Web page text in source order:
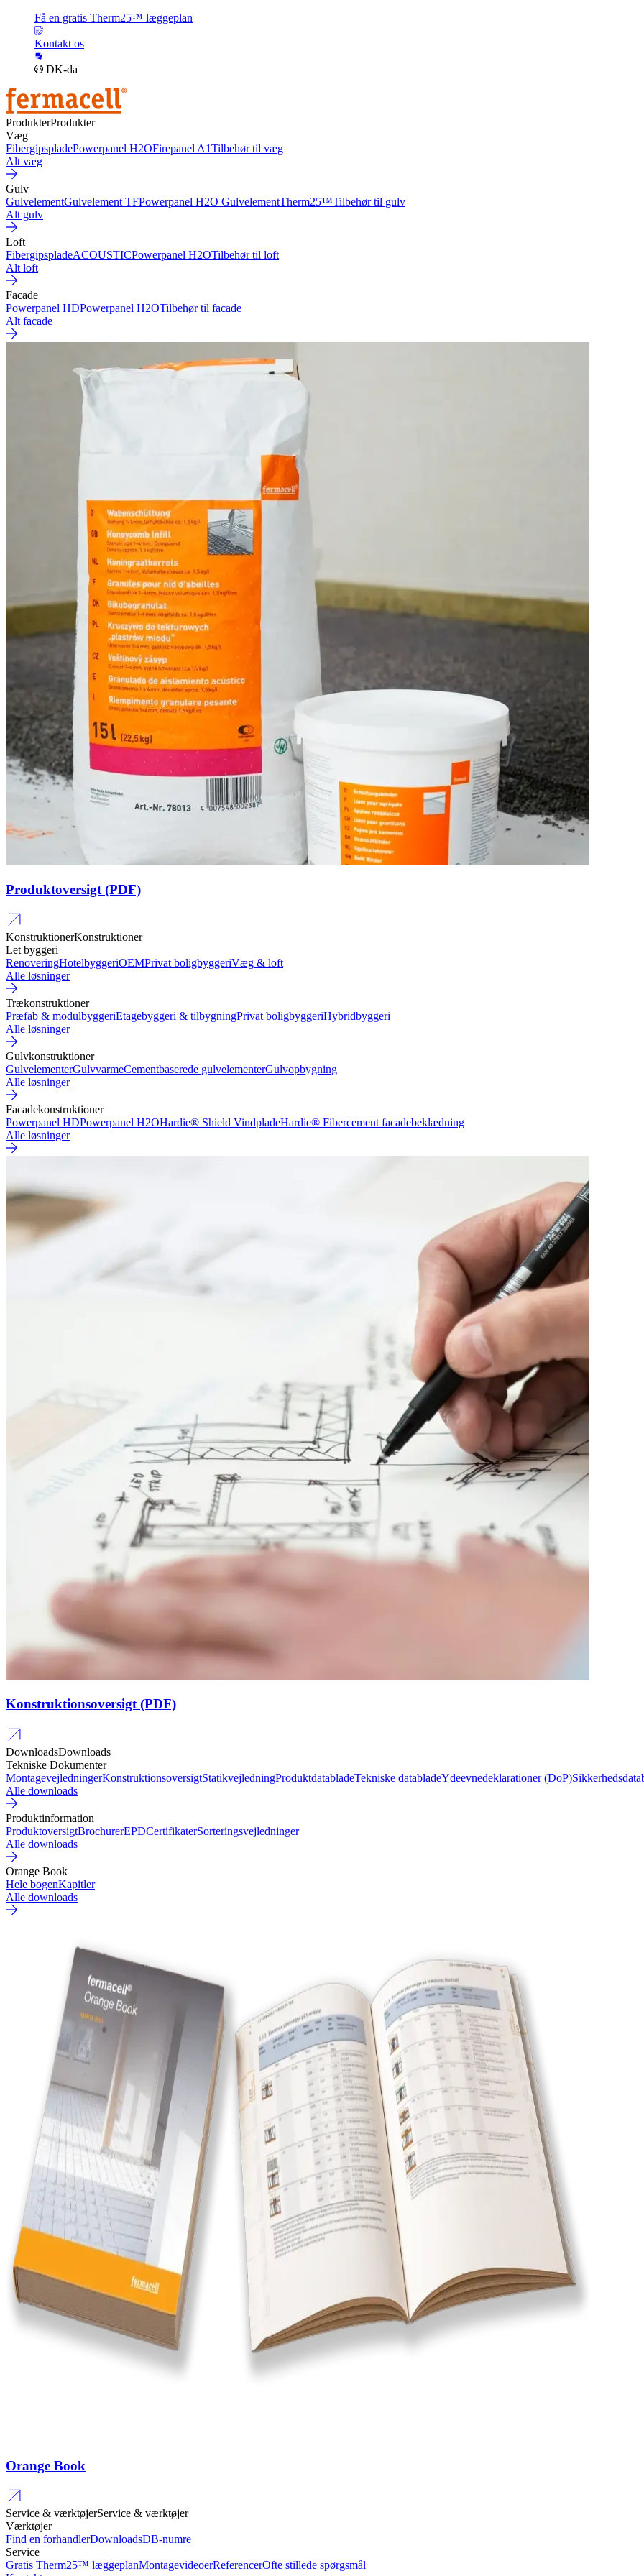
Få en gratis Therm25™ læggeplan
Kontakt os
DK-da
ProdukterProdukter
Væg
FibergipspladePowerpanel H2OFirepanel A1Tilbehør til væg
Alt væg
Gulv
GulvelementGulvelement TFPowerpanel H2O GulvelementTherm25™Tilbehør til gulv
Alt gulv
Loft
FibergipspladeACOUSTICPowerpanel H2OTilbehør til loft
Alt loft
Facade
Powerpanel HDPowerpanel H2OTilbehør til facade
Alt facade
Produktoversigt (PDF)
KonstruktionerKonstruktioner
Let byggeri
RenoveringHotelbyggeriOEMPrivat boligbyggeriVæg & loft
Alle løsninger
Trækonstruktioner
Præfab & modulbyggeriEtagebyggeri & tilbygningPrivat boligbyggeriHybridbyggeri
Alle løsninger
Gulvkonstruktioner
GulvelementerGulvvarmeCementbaserede gulvelementerGulvopbygning
Alle løsninger
Facadekonstruktioner
Powerpanel HDPowerpanel H2OHardie® Shield VindpladeHardie® Fibercement facadebeklædning
Alle løsninger
Konstruktionsoversigt (PDF)
DownloadsDownloads
Tekniske Dokumenter
MontagevejledningerKonstruktionsoversigtStatikvejledningProduktdatabladeTekniske databladeYdeevnedeklarationer (DoP)
Alle downloads
Produktinformation
ProduktoversigtBrochurerEPDCertifikaterSorteringsvejledninger
Alle downloads
Orange Book
Hele bogenKapitler
Alle downloads
Orange Book
Service & værktøjerService & værktøjer
Værktøjer
Find en forhandlerDownloadsDB-numre
Service
Gratis Therm25™ læggeplanMontagevideoerReferencerOfte stillede spørgsmål